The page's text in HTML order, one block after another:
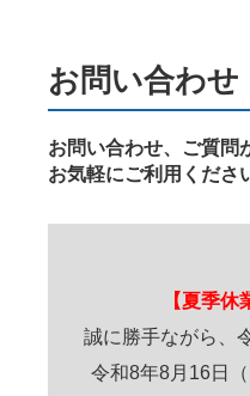
お問い合わせ
お問い合わせ、ご質問
お気軽にご利用くださ
【夏季休
誠に勝手ながら、
令和8年8月16日